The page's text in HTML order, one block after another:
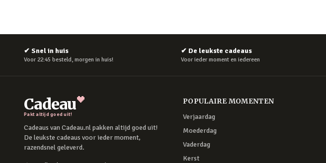
✔ Snel in huis
Voor 22:45 besteld, morgen in huis!
✔ De leukste cadeaus
Voor ieder moment en iedereen
Cadeau
Pakt altijd goed uit!
Cadeaus van Cadeau.nl pakken altijd goed uit!
De leukste cadeaus voor ieder moment,
razendsnel geleverd.
POPULAIRE MOMENTEN
Verjaardag
Moederdag
Vaderdag
Kerst